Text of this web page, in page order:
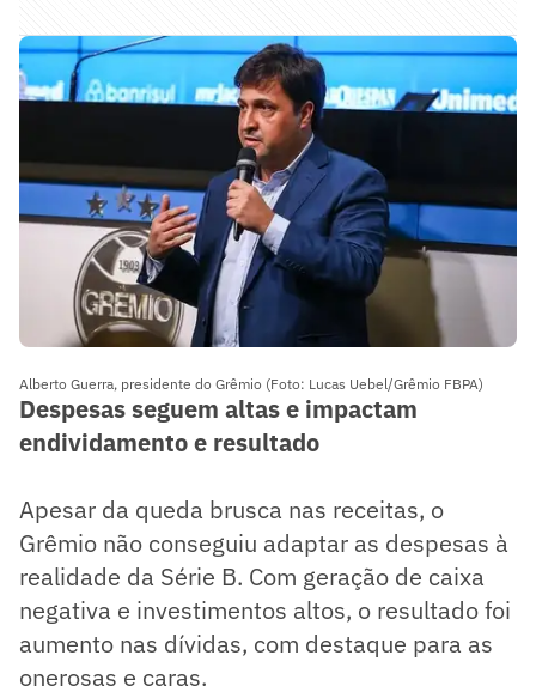
Alberto Guerra, presidente do Grêmio (Foto: Lucas Uebel/Grêmio FBPA)
Despesas seguem altas e impactam
endividamento e resultado
Apesar da queda brusca nas receitas, o
Grêmio não conseguiu adaptar as despesas à
realidade da Série B. Com geração de caixa
negativa e investimentos altos, o resultado foi
aumento nas dívidas, com destaque para as
onerosas e caras.